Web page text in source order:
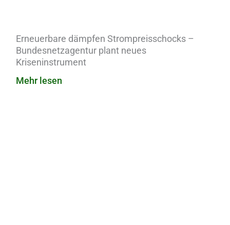
Erneuerbare dämpfen Strompreisschocks –
Bundesnetzagentur plant neues
Kriseninstrument
Mehr lesen